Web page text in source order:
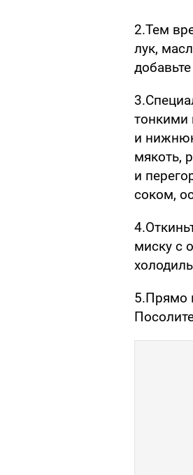
2.Тем
лук,
тонкими
и
мякоть,
и
соком,
миску с
5.Прямо